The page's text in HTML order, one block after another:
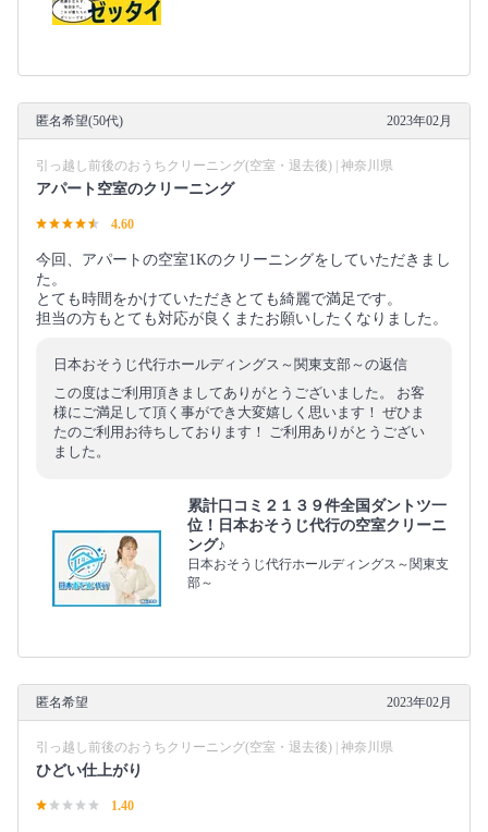
匿名希望(50代) 2023年02月
引っ越し前後のおうちクリーニング(空室・退去後) | 神奈川県
アパート空室のクリーニング
4.60
今回、アパートの空室1Kのクリーニングをしていただきまし
た。
とても時間をかけていただきとても綺麗で満足です。
担当の方もとても対応が良くまたお願いしたくなりました。
日本おそうじ代行ホールディングス～関東支部～の返信
この度はご利用頂きましてありがとうございました。 お客
様にご満足して頂く事ができ大変嬉しく思います！ ぜひま
たのご利用お待ちしております！ ご利用ありがとうござい
ました。
累計口コミ２１３９件全国ダントツ一
位！日本おそうじ代行の空室クリーニ
ング♪
日本おそうじ代行ホールディングス～関東支
部～
匿名希望 2023年02月
引っ越し前後のおうちクリーニング(空室・退去後) | 神奈川県
ひどい仕上がり
1.40